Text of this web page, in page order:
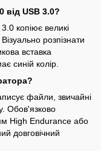
від USB 3.0?
копіює великі
розпізнати
вставка
синій колір.
файли, звичайні
Обов'язково
High Endurance або
довговічний